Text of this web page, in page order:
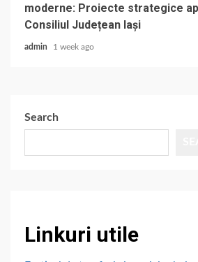
moderne: Proiecte strategice
Consiliul Județean Iași
admin 1 week ago
Search
Linkuri utile